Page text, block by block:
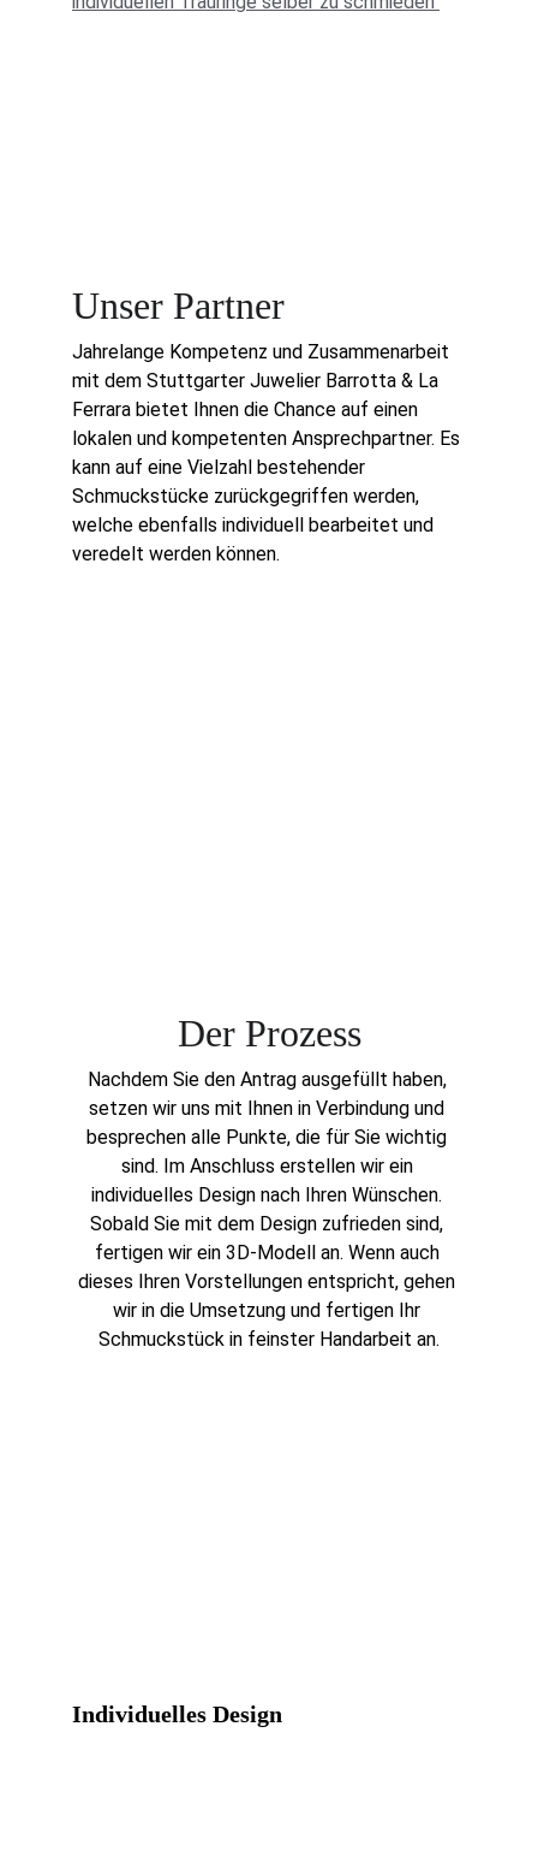
Unser Partner
Jahrelange Kompetenz und Zusammenarbeit
mit dem Stuttgarter Juwelier Barrotta & La
Ferrara bietet Ihnen die Chance auf einen
lokalen und kompetenten Ansprechpartner. Es
kann auf eine Vielzahl bestehender
Schmuckstücke zurückgegriffen werden,
welche ebenfalls individuell bearbeitet und
veredelt werden können.
Der Prozess
Nachdem Sie den Antrag ausgefüllt haben,
setzen wir uns mit Ihnen in Verbindung und
besprechen alle Punkte, die für Sie wichtig
sind. Im Anschluss erstellen wir ein
individuelles Design nach Ihren Wünschen.
Sobald Sie mit dem Design zufrieden sind,
fertigen wir ein 3D-Modell an. Wenn auch
dieses Ihren Vorstellungen entspricht, gehen
wir in die Umsetzung und fertigen Ihr
Schmuckstück in feinster Handarbeit an.
Individuelles Design